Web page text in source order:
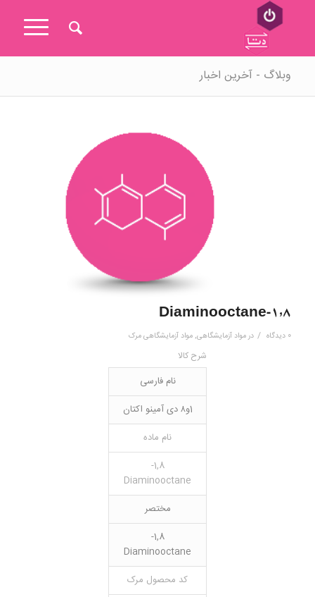
وبلاگ - آخرین اخبار
۱,۸-Diaminooctane
0 دیدگاه / در مواد آزمایشگاهی,مواد آزمایشگاهی مرک
شرح کالا
نام فارسی
1و۸ دی آمینو اکتان
نام ماده
1,8-
Diaminooctane
مختصر
1,8-
Diaminooctane
کد محصول مرک